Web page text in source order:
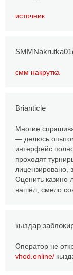
источник
смм накрутка
Brianticle
Многие
— делюсь
интерфейс
проходят
лицензировано,
Оценить казино
нашёл, смело
кыздар
Оператор не
vhod.online/